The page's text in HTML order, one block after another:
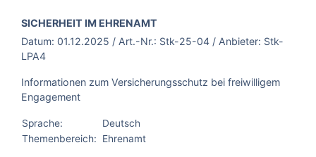
BROSCHÜRE:
SICHERHEIT IM EHRENAMT
Datum: 01.12.2025 / Art.-Nr.: Stk-25-04 / Anbieter: Stk-
LPA4
Informationen zum Versicherungsschutz bei freiwilligem
Engagement
Sprache:
Deutsch
Themenbereich:
Ehrenamt